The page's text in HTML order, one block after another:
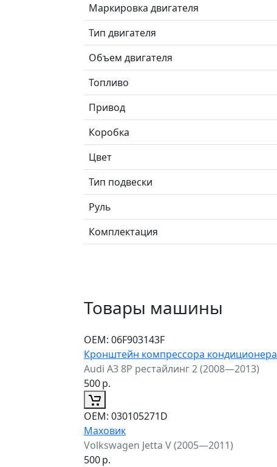
Маркировка двигателя
Тип двигателя
Объем двигателя
Топливо
Привод
Коробка
Цвет
Тип подвески
Руль
Комплектация
Товары машины
ОЕМ: 06F903143F
Кронштейн компрессора кондиционера
Audi A3 8P рестайлинг 2 (2008—2013)
500р.
ОЕМ: 030105271D
Маховик
Volkswagen Jetta V (2005—2011)
500р.